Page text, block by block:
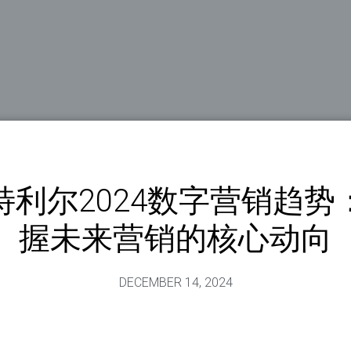
利尔2024数字营销趋势
握未来营销的核心动向
DECEMBER 14, 2024